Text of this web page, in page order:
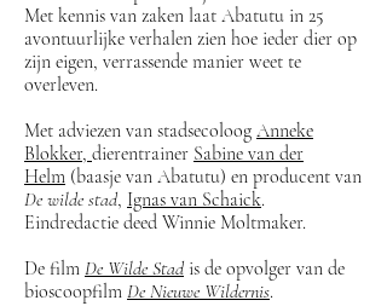
Met kennis van zaken laat Abatutu in 25
avontuurlijke verhalen zien hoe ieder dier op
zijn eigen, verrassende manier weet te
overleven.
Met adviezen van stadsecoloog Anneke
Blokker, dierentrainer Sabine van der
Helm (baasje van Abatutu) en producent van
De wilde stad, Ignas van Schaick.
Eindredactie deed Winnie Moltmaker.
De film De Wilde Stad is de opvolger van de
bioscoopfilm De Nieuwe Wildernis.